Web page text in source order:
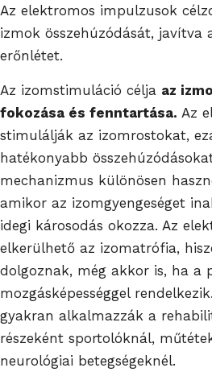
Az elektromos impulzusok
izmok összehúzódását, javítva
erőnlétet.
Az izomstimuláció célja az
fokozása és fenntartása. Az
stimulálják az izomrostokat,
hatékonyabb
mechanizmus különösen
amikor az izomgyengeséget
idegi károsodás okozza. Az
elkerülhető az izomatrófia,
dolgoznak, még akkor is, ha a
mozgásképességgel
gyakran alkalmazzák a
részeként sportolóknál,
neurológiai betegségeknél.